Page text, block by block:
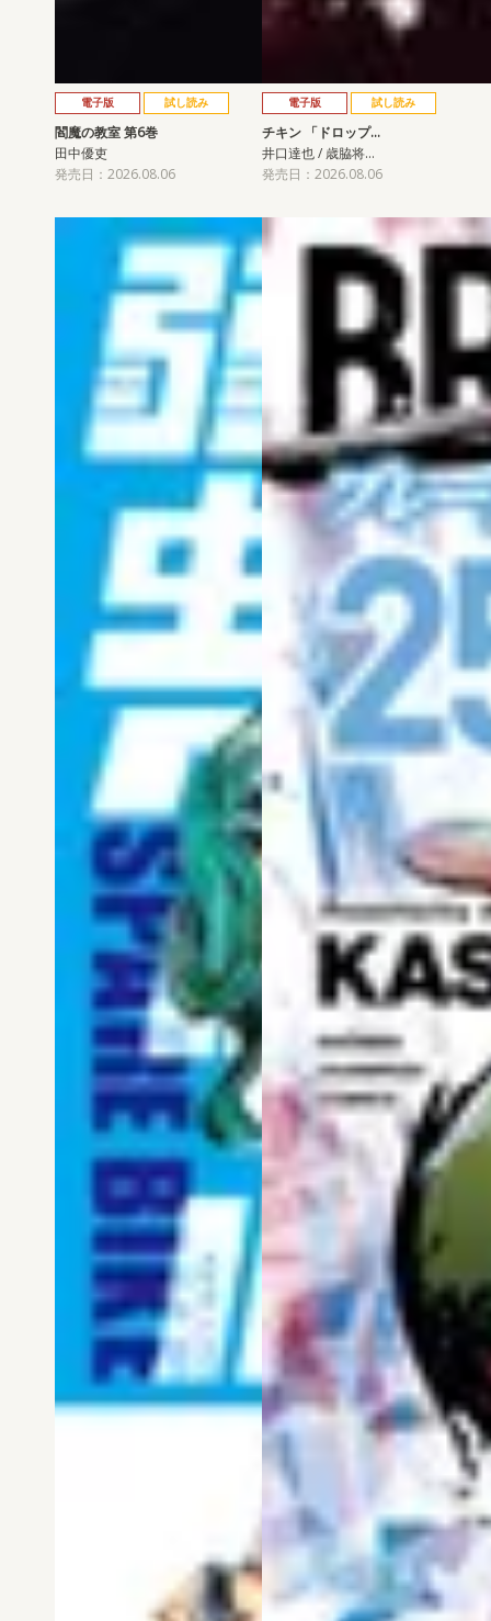
電子版 試し読み
閻魔の教室 第6巻
田中優吏
発売日：2026.08.06
電子版 試し読み
チキン 「ドロップ…
井口達也 / 歳脇将…
発売日：2026.08.06